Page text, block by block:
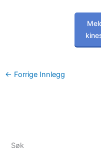
← Forrige Innlegg
Søk